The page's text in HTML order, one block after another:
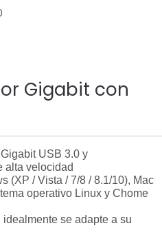
Gigabit con
USB 3.0 y
alta velocidad
(XP / Vista / 7/8 / 8.1/10), Mac
operativo Linux y Chome
se adapte a su